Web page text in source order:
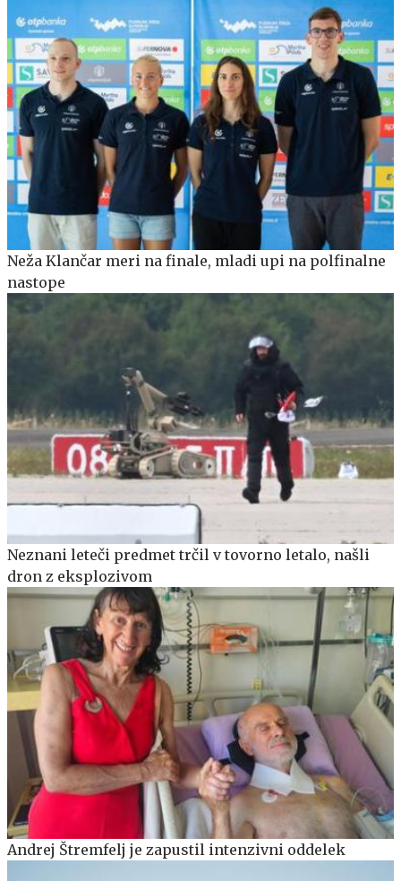
Neža Klančar meri na finale, mladi upi na polfinalne
nastope
Neznani leteči predmet trčil v tovorno letalo, našli
dron z eksplozivom
Andrej Štremfelj je zapustil intenzivni oddelek